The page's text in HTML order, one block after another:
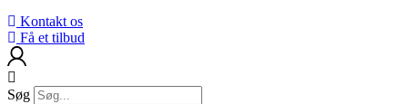
Kontakt os
Få et tilbud
Søg